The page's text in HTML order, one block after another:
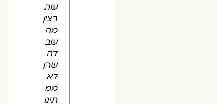
עות
רצון
מה
עוב
דה
שהן
לא
ממ
תינו